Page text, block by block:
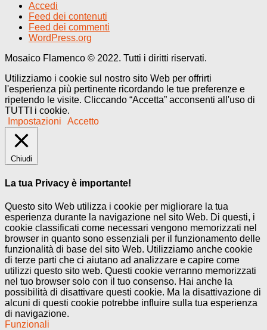
Accedi
Feed dei contenuti
Feed dei commenti
WordPress.org
Mosaico Flamenco © 2022. Tutti i diritti riservati.
Utilizziamo i cookie sul nostro sito Web per offrirti
l'esperienza più pertinente ricordando le tue preferenze e
ripetendo le visite. Cliccando “Accetta” acconsenti all'uso di
TUTTI i cookie.
Impostazioni
Accetto
Chiudi
La tua Privacy è importante!
Questo sito Web utilizza i cookie per migliorare la tua
esperienza durante la navigazione nel sito Web. Di questi, i
cookie classificati come necessari vengono memorizzati nel
browser in quanto sono essenziali per il funzionamento delle
funzionalità di base del sito Web. Utilizziamo anche cookie
di terze parti che ci aiutano ad analizzare e capire come
utilizzi questo sito web. Questi cookie verranno memorizzati
nel tuo browser solo con il tuo consenso. Hai anche la
possibilità di disattivare questi cookie. Ma la disattivazione di
alcuni di questi cookie potrebbe influire sulla tua esperienza
di navigazione.
Funzionali